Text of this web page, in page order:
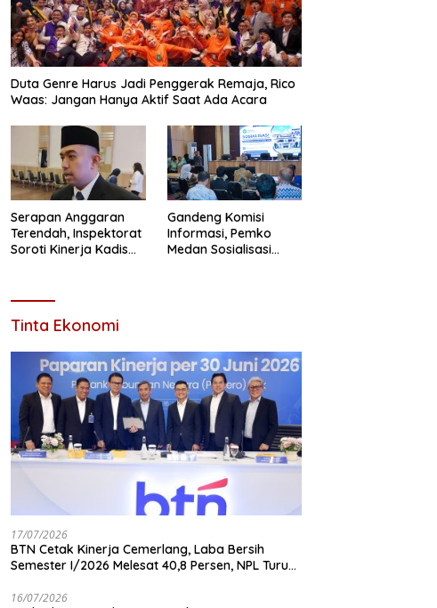
Duta Genre Harus Jadi Penggerak Remaja, Rico
Waas: Jangan Hanya Aktif Saat Ada Acara
Serapan Anggaran
Terendah, Inspektorat
Soroti Kinerja Kadis
Gandeng Komisi
Informasi, Pemko
Medan Sosialisasi
Tinta Ekonomi
17/07/2026
BTN Cetak Kinerja Cemerlang, Laba Bersih
Semester I/2026 Melesat 40,8 Persen, NPL Turun
16/07/2026